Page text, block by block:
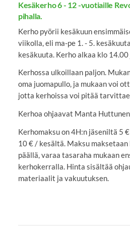
Kesäkerho 6 - 12 -vuotiaille
pihalla.
Kerho pyörii kesäkuun
viikolla, eli ma-pe 1. - 5.
kesäkuuta. Kerho alkaa klo
Kerhossa ulkoillaan paljon.
oma juomapullo, ja mukaan voi
jotta kerhoissa voi pitää
Kerhoa ohjaavat Manta
Kerhomaksu on 4H:n jäseniltä 5
10 € / kesältä. Maksu
päällä, varaa tasaraha mukaan
kerhokerralla. Hinta sisältää
materiaalit ja vakuutuksen.